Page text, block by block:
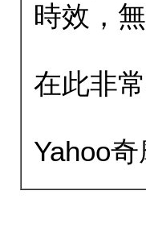
時效，
在此非
Yahoo